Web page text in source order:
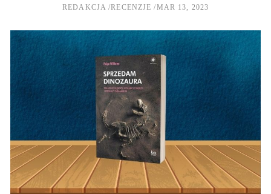
REDAKCJA RECENZJE MAR 13, 2023